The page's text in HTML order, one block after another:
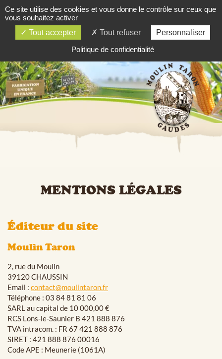
03 84 81 81 06
SOMMAIRE
MENTIONS LÉGALES
Éditeur du site
Moulin Taron
2, rue du Moulin
39120 CHAUSSIN
Email : contact@moulintaron.fr
Téléphone : 03 84 81 81 06
SARL au capital de 10 000,00 €
RCS Lons-le-Saunier B 421 888 876
TVA intracom. : FR 67 421 888 876
SIRET : 421 888 876 00016
Code APE : Meunerie (1061A)
Ce site utilise des cookies et vous donne le contrôle sur ceux que
vous souhaitez activer
Tout accepter
Tout refuser
Personnaliser
Politique de confidentialité